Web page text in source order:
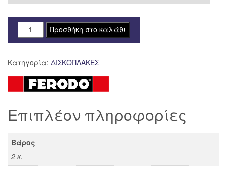
ΔΙΣΚΟΠΛΑΚΑ
FERODO
DUCATI
MONSTER
S4
FMD0390R
Προσθήκη στο καλάθι
Κατηγορία: ΔΙΣΚΟΠΛΑΚΕΣ
Επιπλέον πληροφορίες
Βάρος
2 κ.